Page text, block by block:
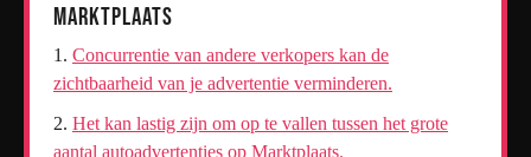
Marktplaats
Concurrentie van andere verkopers kan de
zichtbaarheid van je advertentie verminderen.
Het kan lastig zijn om op te vallen tussen het grote
aantal autoadvertenties op Marktplaats.